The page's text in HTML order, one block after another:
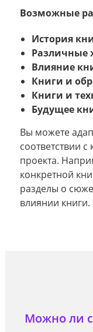
Возможные
История
Различные
Влияние
Книги и
Книги и
Будущее
Вы можете
соответствии
проекта.
конкретной
разделы о
влиянии книги.
Можно ли